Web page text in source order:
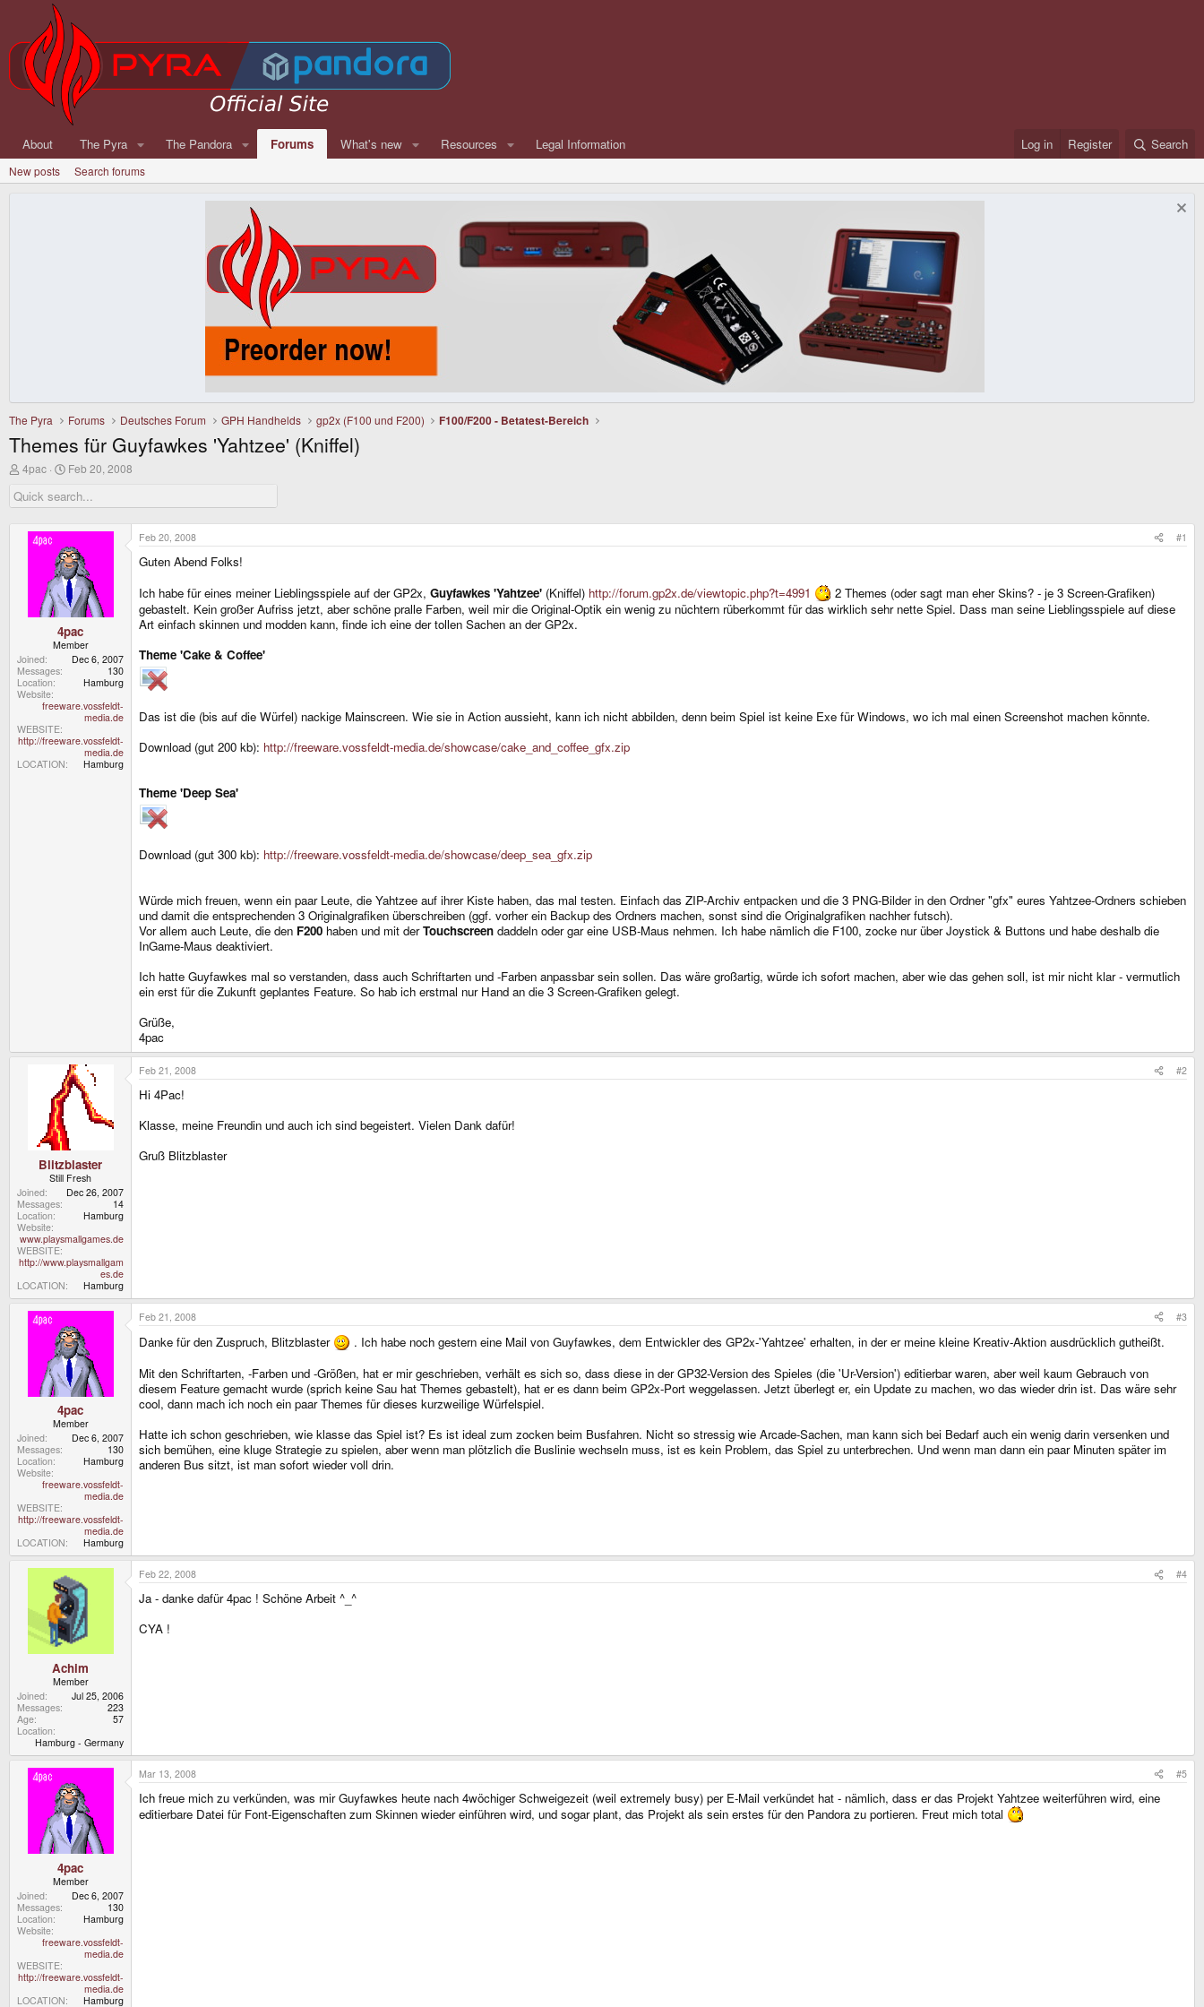
About The Pyra The Pandora Forums What's new Resources Legal Information Log in Register Search
New posts Search forums
The Pyra Forums Deutsches Forum GPH Handhelds gp2x (F100 und F200) F100/F200 - Betatest-Bereich
Themes für Guyfawkes 'Yahtzee' (Kniffel)
T
r
e
4pac
S
a
r
d
a
t
e
Feb 20, 2008
4pac
Member
Joined
Dec 6, 2007
Messages
130
Location
Hamburg
Website
freeware.vossfeldt-
media.de
WEBSITE
http://freeware.vossfeldt-
media.de
LOCATION
Hamburg
Feb 20, 2008 #1
Guten Abend Folks!
Ich habe für eines meiner Lieblingsspiele auf der GP2x, Guyfawkes 'Yahtzee' (Kniffel) http://forum.gp2x.de/viewtopic.php?t=4991
2 Themes (oder sagt man eher Skins? - je 3 Screen-Grafiken)
gebastelt. Kein großer Aufriss jetzt, aber schöne pralle Farben, weil mir die Original-Optik ein wenig zu nüchtern rüberkommt für das wirklich sehr nette Spiel. Dass man seine Lieblingsspiele auf diese
Art einfach skinnen und modden kann, finde ich eine der tollen Sachen an der GP2x.
Theme 'Cake & Coffee'
Das ist die (bis auf die Würfel) nackige Mainscreen. Wie sie in Action aussieht, kann ich nicht abbilden, denn beim Spiel ist keine Exe für Windows, wo ich mal einen Screenshot machen könnte.
Download (gut 200 kb): http://freeware.vossfeldt-media.de/showcase/cake_and_coffee_gfx.zip
Theme 'Deep Sea'
Download (gut 300 kb): http://freeware.vossfeldt-media.de/showcase/deep_sea_gfx.zip
Würde mich freuen, wenn ein paar Leute, die Yahtzee auf ihrer Kiste haben, das mal testen. Einfach das ZIP-Archiv entpacken und die 3 PNG-Bilder in den Ordner "gfx" eures Yahtzee-Ordners schieben
und damit die entsprechenden 3 Originalgrafiken überschreiben (ggf. vorher ein Backup des Ordners machen, sonst sind die Originalgrafiken nachher futsch).
Vor allem auch Leute, die den F200 haben und mit derTouchscreen daddeln oder gar eine USB-Maus nehmen. Ich habe nämlich die F100, zocke nur über Joystick & Buttons und habe deshalb die
InGame-Maus deaktiviert.
Ich hatte Guyfawkes mal so verstanden, dass auch Schriftarten und -Farben anpassbar sein sollen. Das wäre großartig, würde ich sofort machen, aber wie das gehen soll, ist mir nicht klar - vermutlich
ein erst für die Zukunft geplantes Feature. So hab ich erstmal nur Hand an die 3 Screen-Grafiken gelegt.
Grüße,
4pac
Blitzblaster
Still Fresh
Joined
Dec 26, 2007
Messages
14
Location
Hamburg
Website
www.playsmallgames.de
WEBSITE
http://www.playsmallgam
es.de
LOCATION
Hamburg
Feb 21, 2008 #2
Hi 4Pac!
Klasse, meine Freundin und auch ich sind begeistert. Vielen Dank dafür!
Gruß Blitzblaster
4pac
Member
Joined
Dec 6, 2007
Messages
130
Location
Hamburg
Website
freeware.vossfeldt-
media.de
WEBSITE
http://freeware.vossfeldt-
media.de
LOCATION
Hamburg
Feb 21, 2008 #3
Danke für den Zuspruch, Blitzblaster
. Ich habe noch gestern eine Mail von Guyfawkes, dem Entwickler des GP2x-'Yahtzee' erhalten, in der er meine kleine Kreativ-Aktion ausdrücklich gutheißt.
Mit den Schriftarten, -Farben und -Größen, hat er mir geschrieben, verhält es sich so, dass diese in der GP32-Version des Spieles (die 'Ur-Version') editierbar waren, aber weil kaum Gebrauch von
diesem Feature gemacht wurde (sprich keine Sau hat Themes gebastelt), hat er es dann beim GP2x-Port weggelassen. Jetzt überlegt er, ein Update zu machen, wo das wieder drin ist. Das wäre sehr
cool, dann mach ich noch ein paar Themes für dieses kurzweilige Würfelspiel.
Hatte ich schon geschrieben, wie klasse das Spiel ist? Es ist ideal zum zocken beim Busfahren. Nicht so stressig wie Arcade-Sachen, man kann sich bei Bedarf auch ein wenig darin versenken und
sich bemühen, eine kluge Strategie zu spielen, aber wenn man plötzlich die Buslinie wechseln muss, ist es kein Problem, das Spiel zu unterbrechen. Und wenn man dann ein paar Minuten später im
anderen Bus sitzt, ist man sofort wieder voll drin.
Achim
Member
Joined
Jul 25, 2006
Messages
223
Age
57
Location
Hamburg - Germany
Feb 22, 2008 #4
Ja - danke dafür 4pac ! Schöne Arbeit ^_^
CYA !
4pac
Member
Joined
Dec 6, 2007
Messages
130
Location
Hamburg
Website
freeware.vossfeldt-
media.de
WEBSITE
http://freeware.vossfeldt-
media.de
LOCATION
Hamburg
Mar 13, 2008 #5
Ich freue mich zu verkünden, was mir Guyfawkes heute nach 4wöchiger Schweigezeit (weil extremely busy) per E-Mail verkündet hat - nämlich, dass er das Projekt Yahtzee weiterführen wird, eine
editierbare Datei für Font-Eigenschaften zum Skinnen wieder einführen wird, und sogar plant, das Projekt als sein erstes für den Pandora zu portieren. Freut mich total